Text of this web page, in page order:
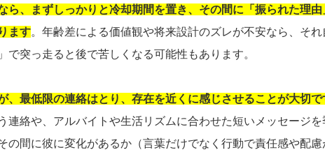
ら、まずしっかりと冷却期間を置き、その間に「振られた理
ます。年齢差による価値観や将来設計のズレが不安なら、そ
で突っ走ると後で苦しくなる可能性もあります。
、最低限の連絡はとり、存在を近くに感じさせることが大切で
連絡や、アルバイトや生活リズムに合わせた短いメッセージ
の間に彼に変化があるか（言葉だけでなく行動で責任感や配